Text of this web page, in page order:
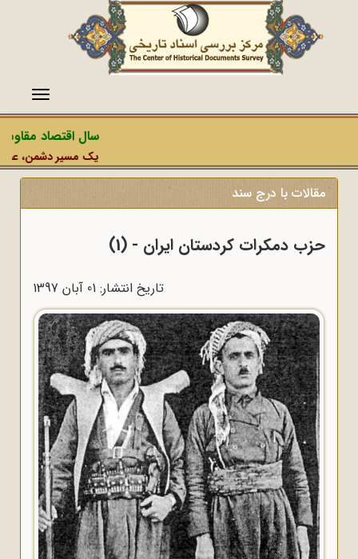
منو
سال اقتصاد
یک مسیر دشمن،
مقالات با درج سند
حزب دمکرات کردستان ایران - (1)
تاریخ انتشار: 01 آبان 1397